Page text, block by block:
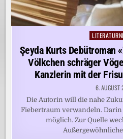
Posted
in
Şeyda Kurts Debütroman
Völkchen schräger
Kanzlerin mit der
6. AUGUST
Die Autorin will die nahe
Fiebertraum verwandeln.
möglich. Zur Quelle